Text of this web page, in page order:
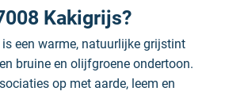
Kakigrijs?
een warme, natuurlijke grijstint
bruine en olijfgroene ondertoon.
op met aarde, leem en